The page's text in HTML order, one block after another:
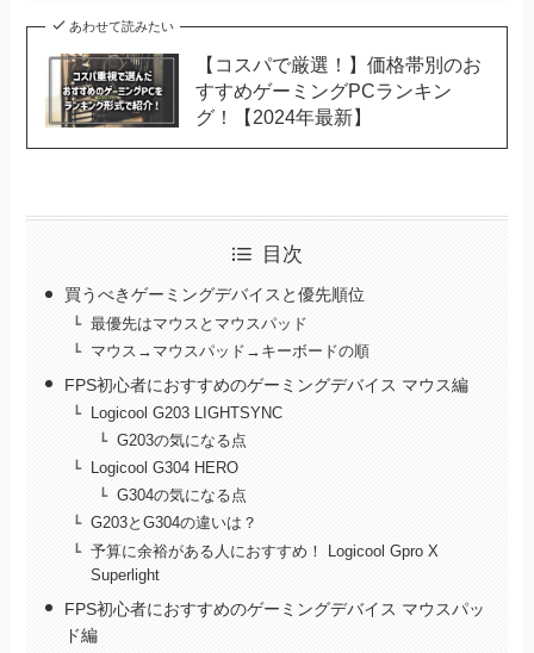
あわせて読みたい
【コスパで厳選！】価格帯別のお
すすめゲーミングPCランキン
グ！【2024年最新】
目次
買うべきゲーミングデバイスと優先順位
最優先はマウスとマウスパッド
マウス→マウスパッド→キーボードの順
FPS初心者におすすめのゲーミングデバイス マウス編
Logicool G203 LIGHTSYNC
G203の気になる点
Logicool G304 HERO
G304の気になる点
G203とG304の違いは？
予算に余裕がある人におすすめ！ Logicool Gpro X
Superlight
FPS初心者におすすめのゲーミングデバイス マウスパッ
ド編